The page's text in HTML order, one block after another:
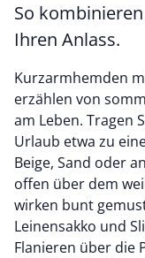
So
Ihren Anlass.
Kurzarmhemden
erzählen von
am Leben. Tragen
Urlaub etwa zu
Beige, Sand oder
offen über dem
wirken bunt
Leinensakko und
Flanieren über die